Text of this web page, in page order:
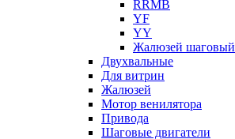
RRMB
YF
YY
Жалюзей шаговый
Двухвальные
Для витрин
Жалюзей
Мотор венилятора
Привода
Шаговые двигатели